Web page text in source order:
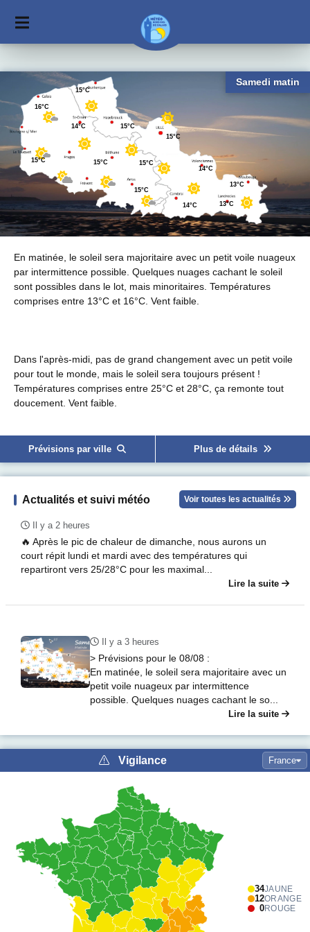
Samedi matin
15°C
16°C
15°C
14°C
15°C 15°C
15°C
15°C
15°C
14°C
14°C 13°C
13°C
En matinée, le soleil sera majoritaire avec un petit voile nuageux
par intermittence possible. Quelques nuages cachant le soleil
sont possibles dans le lot, mais minoritaires. Températures
comprises entre 13°C et 16°C. Vent faible.
Dans l'après-midi, pas de grand changement avec un petit voile
pour tout le monde, mais le soleil sera toujours présent !
Températures comprises entre 25°C et 28°C, ça remonte tout
doucement. Vent faible.
Prévisions par ville Plus de détails
Actualités et suivi météo Voir toutes les actualités
Il y a 2 heures
🔥 Après le pic de chaleur de dimanche, nous aurons un
court répit lundi et mardi avec des températures qui
repartiront vers 25/28°C pour les maximal...
Lire la suite
Il y a 3 heures
> Prévisions pour le 08/08 :
En matinée, le soleil sera majoritaire avec un
petit voile nuageux par intermittence
possible. Quelques nuages cachant le so...
Lire la suite
Observations météo
21 h
OpenStreetMap, MapLibre, Météo France, IRM, Infoclimat
Vigilance France
34JAUNE
12ORANGE
0ROUGE